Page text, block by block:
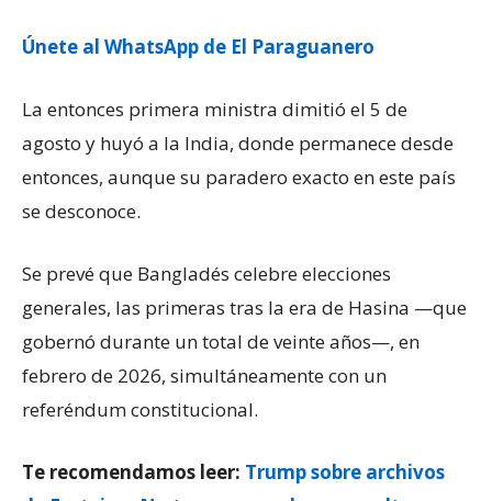
Únete al WhatsApp de El Paraguanero
La entonces primera ministra dimitió el 5 de
agosto y huyó a la India, donde permanece desde
entonces, aunque su paradero exacto en este país
se desconoce.
Se prevé que Bangladés celebre elecciones
generales, las primeras tras la era de Hasina —que
gobernó durante un total de veinte años—, en
febrero de 2026, simultáneamente con un
referéndum constitucional.
Te recomendamos leer: Trump sobre archivos